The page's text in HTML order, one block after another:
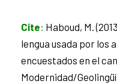
Cite: Haboud, M.
lengua usada por los
encuestados en el
Modernidad/